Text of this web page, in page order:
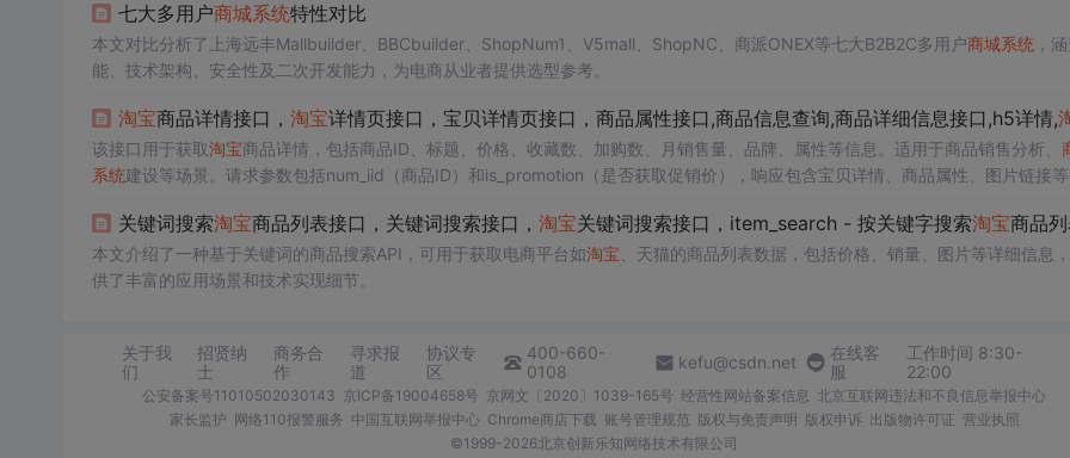
七大多用户商城系统特性对比
本文对比分析了上海远丰Mallbuilder、BBCbuilder、ShopNum1、V5mall、ShopNC、商派ONEX等七大B2B2C多用户商城系统 ，
能、技术架构、安全性及二次开发能力，为电商从业者提供选型参考。
淘宝商品详情接口， 淘宝详情页接口，宝贝详情页接口，商品属性接口,商品信息查询,商品详细信息接口,h5详情,
该接口用于获取淘宝商品详情，包括商品ID、标题、价格、收藏数、加购数、月销售量、品牌、属性等信息。适用于商品销售分析、
系统建设等场景。请求参数包括num_iid（商品ID）和is_promotion（是否获取促销价），响应包含宝贝详情、商品属性、图片链接等
关键词搜索淘宝商品列表接口，关键词搜索接口， 淘宝关键词搜索接口，item_search - 按关键字搜索淘宝商品列表接口，接口参
本文介绍了一种基于关键词的商品搜索API，可用于获取电商平台如淘宝 、天猫的商品列表数据，包括价格、销量、图片等详细信息
供了丰富的应用场景和技术实现细节。
关于我
们
招贤纳
士
商务合
作
寻求报
道
协议专
区
400-660-
0108
kefu@csdn.net
在线客
服
工作时间 8:30-
22:00
公安备案号11010502030143 京ICP备19004658号 京网文〔2020〕1039-165号 经营性网站备案信息 北京互联网违法和不良信息举报中心
家长监护 网络110报警服务 中国互联网举报中心 Chrome商店下载 账号管理规范 版权与免责声明 版权申诉 出版物许可证 营业执照
©1999-2026北京创新乐知网络技术有限公司